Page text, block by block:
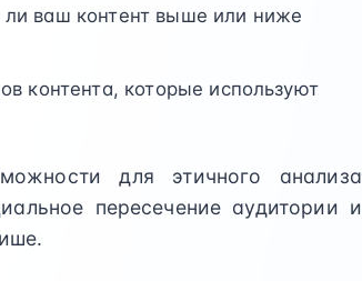
ли ваш контент выше или ниже
контента, которые используют
для этичного анализа
пересечение аудитории и